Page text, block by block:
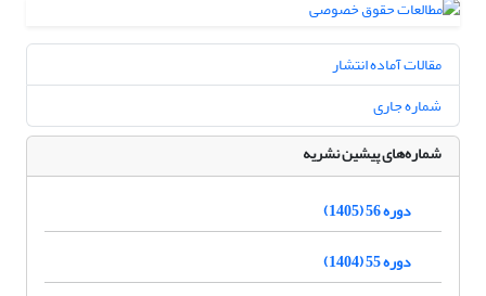
مقالات آماده انتشار
شماره جاری
شماره‌های پیشین نشریه
دوره 56 (1405)
دوره 55 (1404)